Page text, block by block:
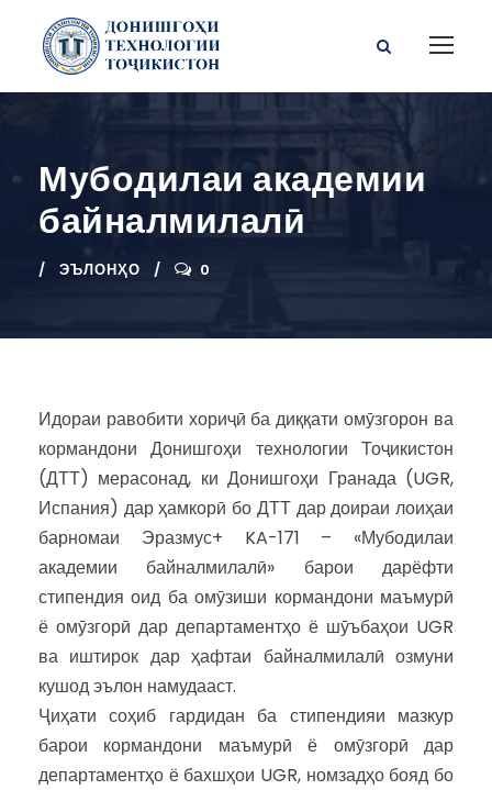
Мубодилаи академии
байналмилалӣ
ЭЪЛОНҲО 0
Идораи равобити хориҷӣ ба диққати омӯзгорон ва
кормандони Донишгоҳи технологии Тоҷикистон
(ДТТ) мерасонад, ки Донишгоҳи Гранада (UGR,
Испания) дар ҳамкорӣ бо ДТТ дар доираи лоиҳаи
барномаи Эразмус+ KA-171 – «Мубодилаи
академии байналмилалӣ» барои дарёфти
стипендия оид ба омӯзиши кормандони маъмурӣ
ё омӯзгорӣ дар департаментҳо ё шӯъбаҳои UGR
ва иштирок дар ҳафтаи байналмилалӣ озмуни
кушод эълон намудааст.
Ҷиҳати соҳиб гардидан ба стипендияи мазкур
барои кормандони маъмурӣ ё омӯзгорӣ дар
департаментҳо ё бахшҳои UGR, номзадҳо бояд бо